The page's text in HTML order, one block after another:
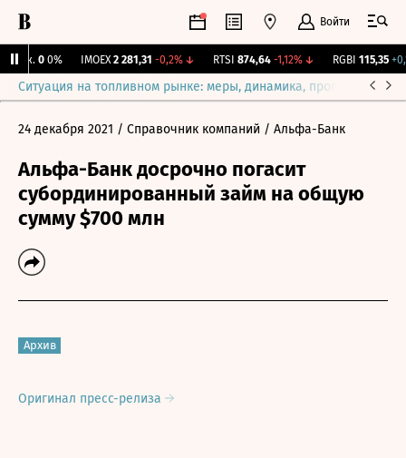
Войти
0 0% IMOEX 2 281,31 -0,2%↓ RTSI 874,64 -1,12%↓ RGBI 115,35
Ситуация на топливном рынке: меры, динамика, прогнозы
24 декабря 2021 / Справочник компаний / Альфа-Банк
Альфа-Банк досрочно погасит
субординированный займ на общую
сумму $700 млн
Архив
Оригинал пресс-релиза